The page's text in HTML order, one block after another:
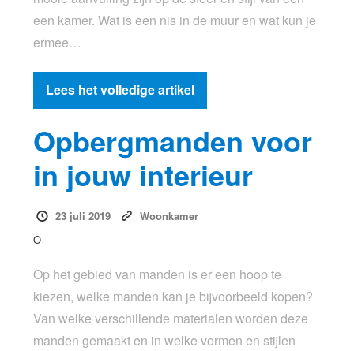
een kamer. Wat is een nis in de muur en wat kun je
ermee…
Lees het volledige artikel
Opbergmanden voor
in jouw interieur
23 juli 2019
Woonkamer
O
Op het gebied van manden is er een hoop te
kiezen, welke manden kan je bijvoorbeeld kopen?
Van welke verschillende materialen worden deze
manden gemaakt en in welke vormen en stijlen